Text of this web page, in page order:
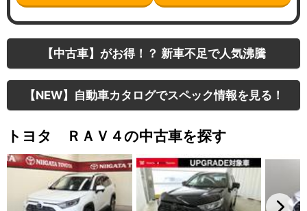
【中古車】がお得！？ 新車不足で人気沸騰
【NEW】自動車カタログでスペック情報を見る！
トヨタ ＲＡＶ４の中古車を探す